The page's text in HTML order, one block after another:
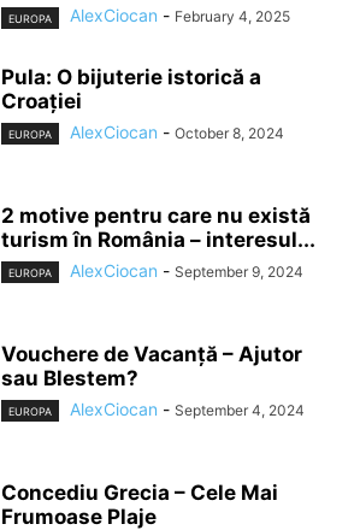
EUROPA AlexCiocan - February 4, 2025
Pula: O bijuterie istorică a
Croației
EUROPA AlexCiocan - October 8, 2024
2 motive pentru care nu există
turism în România – interesul...
EUROPA AlexCiocan - September 9, 2024
Vouchere de Vacanță – Ajutor
sau Blestem?
EUROPA AlexCiocan - September 4, 2024
Concediu Grecia – Cele Mai
Frumoase Plaje